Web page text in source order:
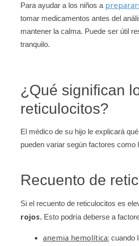
Para ayudar a los niños a
tomar medicamentos antes del
mantener la calma. Puede ser útil
tranquilo.
¿Qué significan
reticulocitos?
El médico de su hijo le explicará
pueden variar según factores como
Recuento de
Si el recuento de reticulocitos es
rojos. Esto podría deberse a
anemia hemolítica: cuando